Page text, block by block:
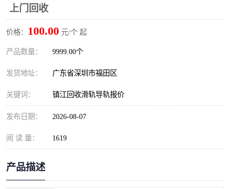
上门回收
价格： 100.00 元/个 起
产品数量： 9999.00个
发货地址： 广东省深圳市福田区
关键词： 镇江回收滑轨导轨报价
发布日期： 2026-08-07
阅 读 量： 1619
产品描述